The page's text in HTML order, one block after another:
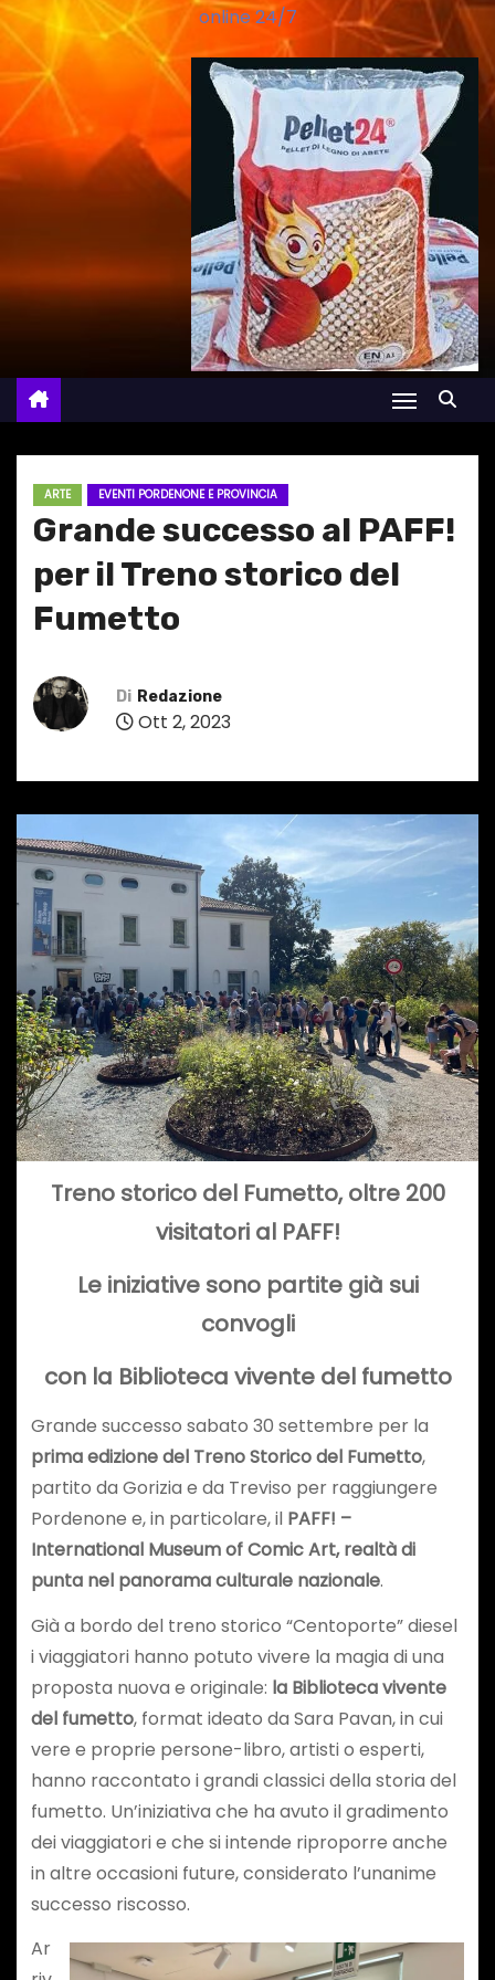
online 24/7
ARTE EVENTI PORDENONE E PROVINCIA
Grande successo al PAFF!
per il Treno storico del
Fumetto
Di Redazione
Ott 2, 2023
Treno storico del Fumetto, oltre 200
visitatori al PAFF!
Le iniziative sono partite già sui
convogli
con la Biblioteca vivente del fumetto
Grande successo sabato 30 settembre per la
prima edizione del Treno Storico del Fumetto,
partito da Gorizia e da Treviso per raggiungere
Pordenone e, in particolare, il PAFF! –
International Museum of Comic Art, realtà di
punta nel panorama culturale nazionale.
Già a bordo del treno storico “Centoporte” diesel
i viaggiatori hanno potuto vivere la magia di una
proposta nuova e originale: la Biblioteca vivente
del fumetto, format ideato da Sara Pavan, in cui
vere e proprie persone-libro, artisti o esperti,
hanno raccontato i grandi classici della storia del
fumetto. Un’iniziativa che ha avuto il gradimento
dei viaggiatori e che si intende riproporre anche
in altre occasioni future, considerato l’unanime
successo riscosso.
Ar